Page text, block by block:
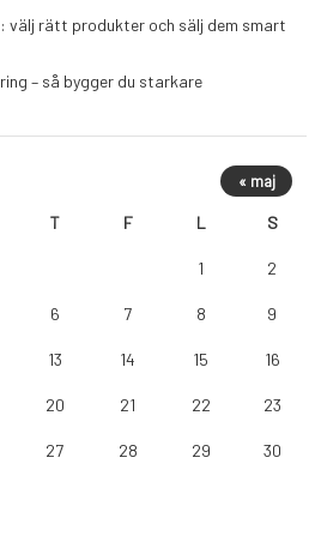
välj rätt produkter och sälj dem smart
– så bygger du starkare
T F L S
1 2
6 7 8 9
13 14 15 16
20 21 22 23
27 28 29 30
« maj